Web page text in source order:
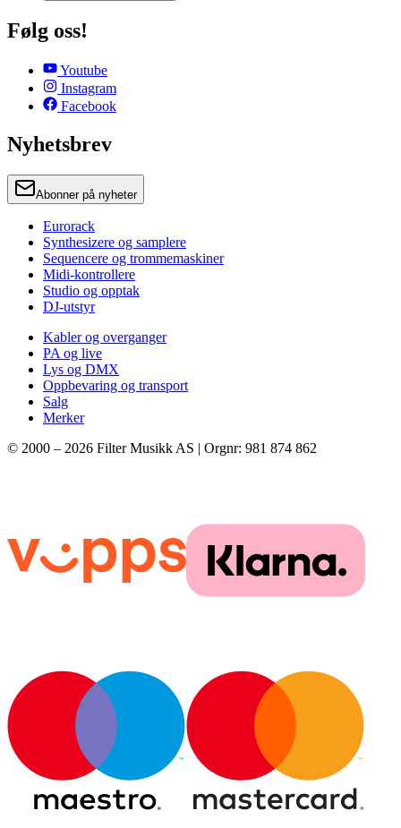
Følg oss!
Youtube
Instagram
Facebook
Nyhetsbrev
Abonner på nyheter
Eurorack
Synthesizere og samplere
Sequencere og trommemaskiner
Midi-kontrollere
Studio og opptak
DJ-utstyr
Kabler og overganger
PA og live
Lys og DMX
Oppbevaring og transport
Salg
Merker
© 2000 – 2026 Filter Musikk AS | Orgnr: 981 874 862